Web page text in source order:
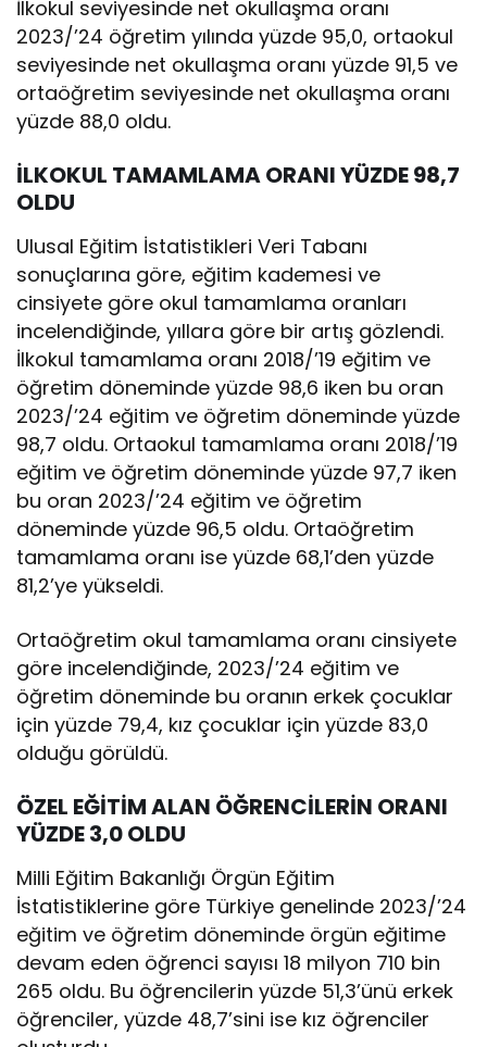
İlkokul seviyesinde net okullaşma oranı
2023/’24 öğretim yılında yüzde 95,0, ortaokul
seviyesinde net okullaşma oranı yüzde 91,5 ve
ortaöğretim seviyesinde net okullaşma oranı
yüzde 88,0 oldu.
İLKOKUL TAMAMLAMA ORANI YÜZDE 98,7
OLDU
Ulusal Eğitim İstatistikleri Veri Tabanı
sonuçlarına göre, eğitim kademesi ve
cinsiyete göre okul tamamlama oranları
incelendiğinde, yıllara göre bir artış gözlendi.
İlkokul tamamlama oranı 2018/’19 eğitim ve
öğretim döneminde yüzde 98,6 iken bu oran
2023/’24 eğitim ve öğretim döneminde yüzde
98,7 oldu. Ortaokul tamamlama oranı 2018/’19
eğitim ve öğretim döneminde yüzde 97,7 iken
bu oran 2023/’24 eğitim ve öğretim
döneminde yüzde 96,5 oldu. Ortaöğretim
tamamlama oranı ise yüzde 68,1’den yüzde
81,2’ye yükseldi.
Ortaöğretim okul tamamlama oranı cinsiyete
göre incelendiğinde, 2023/’24 eğitim ve
öğretim döneminde bu oranın erkek çocuklar
için yüzde 79,4, kız çocuklar için yüzde 83,0
olduğu görüldü.
ÖZEL EĞİTİM ALAN ÖĞRENCİLERİN ORANI
YÜZDE 3,0 OLDU
Milli Eğitim Bakanlığı Örgün Eğitim
İstatistiklerine göre Türkiye genelinde 2023/’24
eğitim ve öğretim döneminde örgün eğitime
devam eden öğrenci sayısı 18 milyon 710 bin
265 oldu. Bu öğrencilerin yüzde 51,3’ünü erkek
öğrenciler, yüzde 48,7’sini ise kız öğrenciler